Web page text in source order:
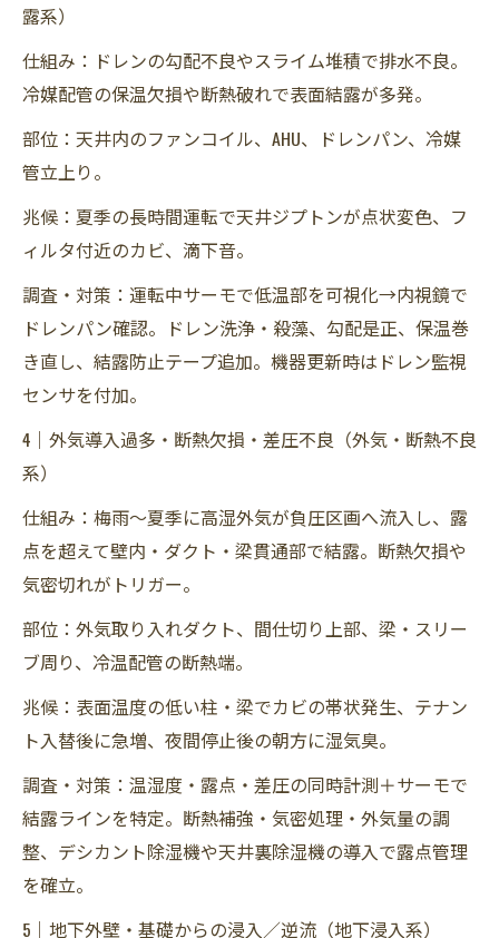
露系）
仕組み：ドレンの勾配不良やスライム堆積で排水不良。
冷媒配管の保温欠損や断熱破れで表面結露が多発。
部位：天井内のファンコイル、AHU、ドレンパン、冷媒
管立上り。
兆候：夏季の長時間運転で天井ジプトンが点状変色、フ
ィルタ付近のカビ、滴下音。
調査・対策：運転中サーモで低温部を可視化→内視鏡で
ドレンパン確認。ドレン洗浄・殺藻、勾配是正、保温巻
き直し、結露防止テープ追加。機器更新時はドレン監視
センサを付加。
4｜外気導入過多・断熱欠損・差圧不良（外気・断熱不良
系）
仕組み：梅雨〜夏季に高湿外気が負圧区画へ流入し、露
点を超えて壁内・ダクト・梁貫通部で結露。断熱欠損や
気密切れがトリガー。
部位：外気取り入れダクト、間仕切り上部、梁・スリー
ブ周り、冷温配管の断熱端。
兆候：表面温度の低い柱・梁でカビの帯状発生、テナン
ト入替後に急増、夜間停止後の朝方に湿気臭。
調査・対策：温湿度・露点・差圧の同時計測＋サーモで
結露ラインを特定。断熱補強・気密処理・外気量の調
整、デシカント除湿機や天井裏除湿機の導入で露点管理
を確立。
5｜地下外壁・基礎からの浸入／逆流（地下浸入系）